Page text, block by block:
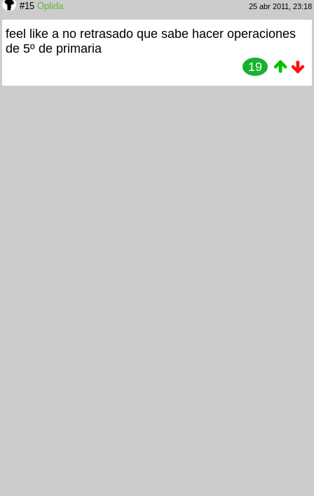
#15 Oplida 25 abr 2011, 23:18
feel like a no retrasado que sabe hacer operaciones
de 5º de primaria
19